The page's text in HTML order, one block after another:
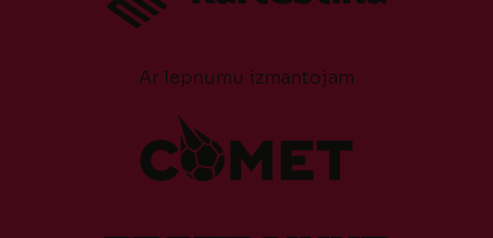
Ar lepnumu izmantojam